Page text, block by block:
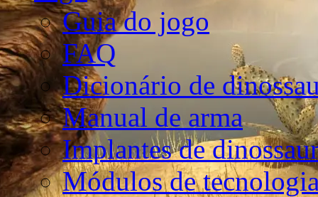
Guia do jogo
FAQ
Dicionário de
Manual de arma
Implantes de
Módulos de